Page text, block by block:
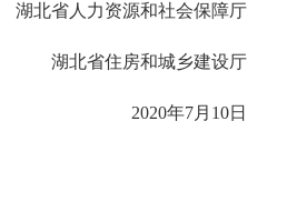
湖北省人力资源和社会保障厅
湖北省住房和城乡建设厅
2020年7月10日